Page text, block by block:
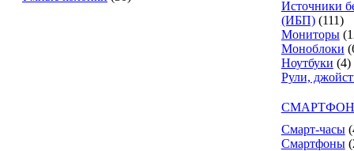
Источники
(ИБП) (111)
Мониторы
Моноблоки
Ноутбуки (4)
Рули,
Смарт-часы
Смартфоны